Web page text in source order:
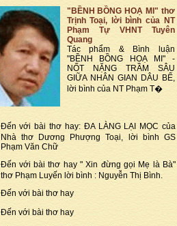
"BỀNH BỒNG HOẠ MI" thơ
Trịnh Toại, lời bình của NT
Phạm Tự VHNT Tuyên
Quang
Tác phẩm & Bình luận
"BỀNH BỒNG HOẠ MI" -
NỐT NẶNG TRẦM SÂU
GIỮA NHÂN GIAN DÂU BỂ,
lời bình của NT Phạm T�
Đến với bài thơ hay: ĐA LÀNG LẠI MỌC của
Nhà thơ Dương Phượng Toại, lời bình GS
Phạm Văn Chữ
Đến với bài thơ hay " Xin đừng gọi Mẹ là Bà"
thơ Phạm Luyến lời bình : Nguyễn Thị Bình.
Đến với bài thơ hay
Đến với bài thơ hay